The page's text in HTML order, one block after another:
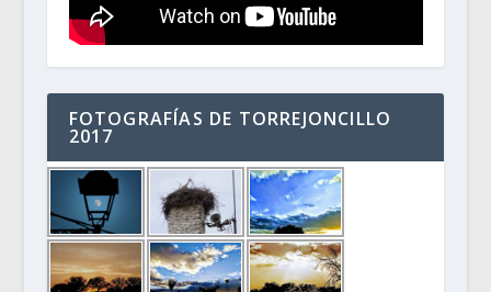
FOTOGRAFÍAS DE TORREJONCILLO
2017